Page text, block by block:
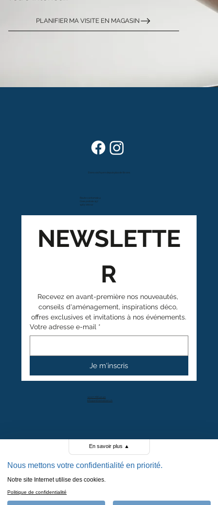
PLANIFIER MA VISITE EN MAGASIN
Route cantonale 4
Case postale 157
1963 Vétroz
POLITIQUE DE CONFIDENTIALITÉ
Dans vos foyers depuis plus de 80 ans
+41 27 766 40 40
info@anthamatten.ch
NEWSLETTE
R
Recevez en avant-première nos nouveautés,
conseils d'aménagement, inspirations déco,
offres exclusives et invitations à nos événements.
Votre adresse e-mail *
Je m'inscris
4.4
+ de 100 avis clients
En savoir plus ▲
Nous mettons votre confidentialité en priorité.
Notre site Internet utilise des cookies.
Politique de confidentialité